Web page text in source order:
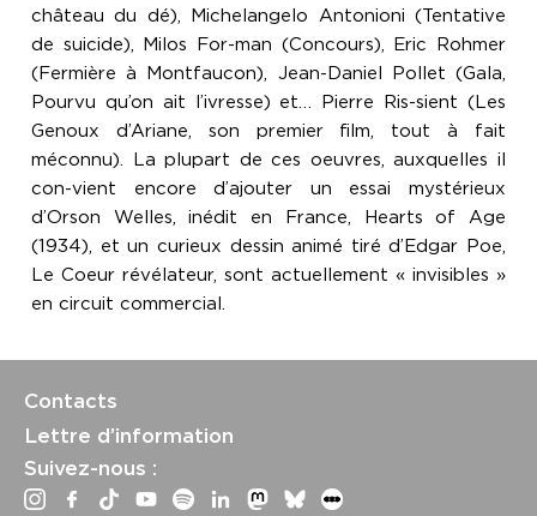
château du dé), Michelangelo Antonioni (Tentative
de suicide), Milos For-man (Concours), Eric Rohmer
(Fermière à Montfaucon), Jean-Daniel Pollet (Gala,
Pourvu qu’on ait l’ivresse) et… Pierre Ris-sient (Les
Genoux d’Ariane, son premier film, tout à fait
méconnu). La plupart de ces oeuvres, auxquelles il
con-vient encore d’ajouter un essai mystérieux
d’Orson Welles, inédit en France, Hearts of Age
(1934), et un curieux dessin animé tiré d’Edgar Poe,
Le Coeur révélateur, sont actuellement « invisibles »
en circuit commercial.
Contacts
Lettre d’information
Suivez-nous :